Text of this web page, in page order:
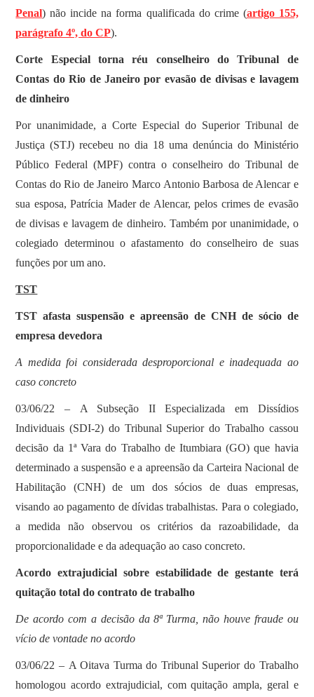
Penal) não incide na forma qualificada do crime (artigo 155,
parágrafo 4º, do CP).
Corte Especial torna réu conselheiro do Tribunal de
Contas do Rio de Janeiro por evasão de divisas e lavagem
de dinheiro
​Por unanimidade, a Corte Especial do Superior Tribunal de
Justiça (STJ) recebeu no dia 18 uma denúncia do Ministério
Público Federal (MPF) contra o conselheiro do Tribunal de
Contas do Rio de Janeiro Marco Antonio Barbosa de Alencar e
sua esposa, Patrícia Mader de Alencar, pelos crimes de evasão
de divisas e lavagem de dinheiro. Também por unanimidade, o
colegiado determinou o afastamento do conselheiro de suas
funções por um ano.
TST
TST afasta suspensão e apreensão de CNH de sócio de
empresa devedora
A medida foi considerada desproporcional e inadequada ao
caso concreto
03/06/22 – A Subseção II Especializada em Dissídios
Individuais (SDI-2) do Tribunal Superior do Trabalho cassou
decisão da 1ª Vara do Trabalho de Itumbiara (GO) que havia
determinado a suspensão e a apreensão da Carteira Nacional de
Habilitação (CNH) de um dos sócios de duas empresas,
visando ao pagamento de dívidas trabalhistas. Para o colegiado,
a medida não observou os critérios da razoabilidade, da
proporcionalidade e da adequação ao caso concreto.
Acordo extrajudicial sobre estabilidade de gestante terá
quitação total do contrato de trabalho
De acordo com a decisão da 8ª Turma, não houve fraude ou
vício de vontade no acordo
03/06/22 – A Oitava Turma do Tribunal Superior do Trabalho
homologou acordo extrajudicial, com quitação ampla, geral e